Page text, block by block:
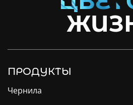
ПРОДУКТЫ
Чернила